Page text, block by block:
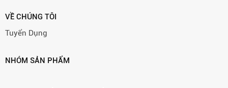
VỀ CHÚNG TÔI
Tuyển Dụng
NHÓM SẢN PHẨM